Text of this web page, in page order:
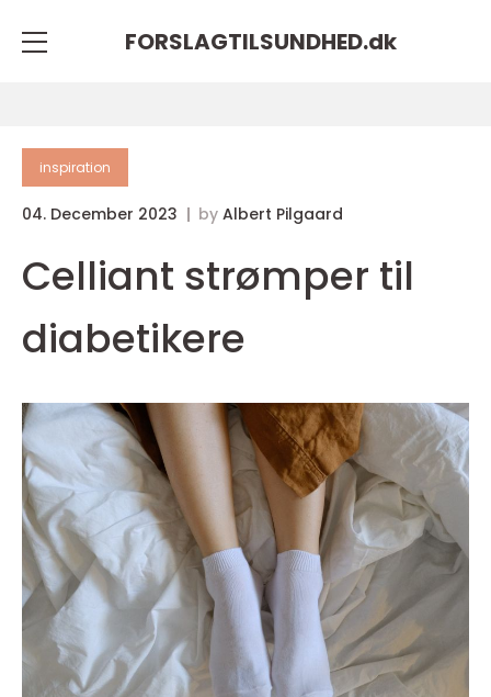
FORSLAGTILSUNDHED.dk
inspiration
04. December 2023 by Albert Pilgaard
Celliant strømper til
diabetikere